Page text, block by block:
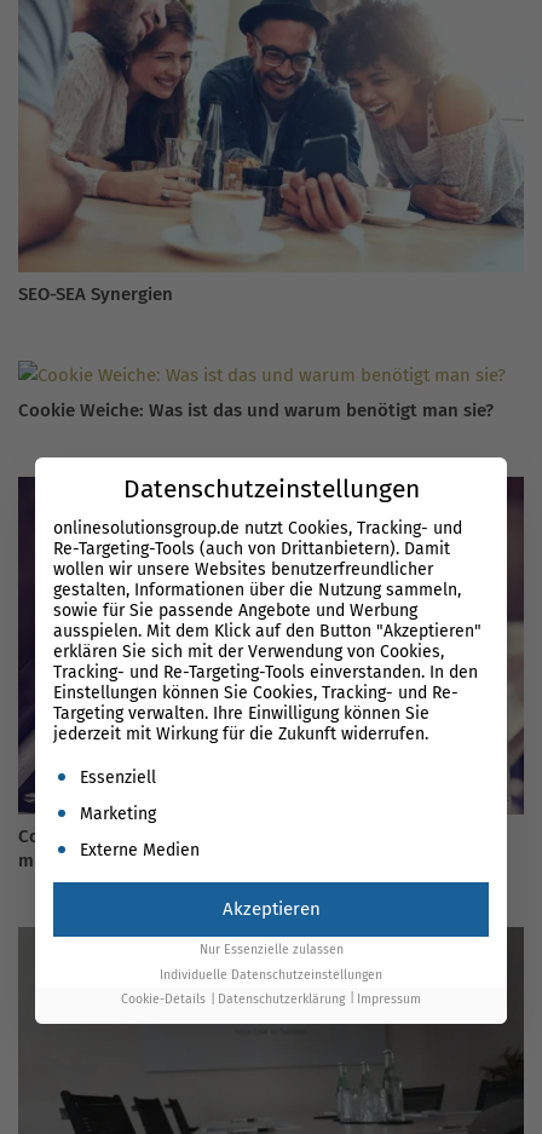
SEO-SEA Synergien
Cookie Weiche: Was ist das und warum benötigt man sie?
Content-Erstellung für Produktseiten: Worauf Sie achten
müssen
Datenschutzeinstellungen
onlinesolutionsgroup.de nutzt Cookies, Tracking- und
Re-Targeting-Tools (auch von Drittanbietern). Damit
wollen wir unsere Websites benutzerfreundlicher
gestalten, Informationen über die Nutzung sammeln,
sowie für Sie passende Angebote und Werbung
ausspielen. Mit dem Klick auf den Button "Akzeptieren"
erklären Sie sich mit der Verwendung von Cookies,
Tracking- und Re-Targeting-Tools einverstanden. In den
Einstellungen können Sie Cookies, Tracking- und Re-
Targeting verwalten. Ihre Einwilligung können Sie
jederzeit mit Wirkung für die Zukunft widerrufen.
Es folgt eine Liste der Service-Gruppen, für die eine
Essenziell
Marketing
Externe Medien
Akzeptieren
Nur Essenzielle zulassen
Individuelle Datenschutzeinstellungen
Cookie-Details
Datenschutzerklärung Impressum